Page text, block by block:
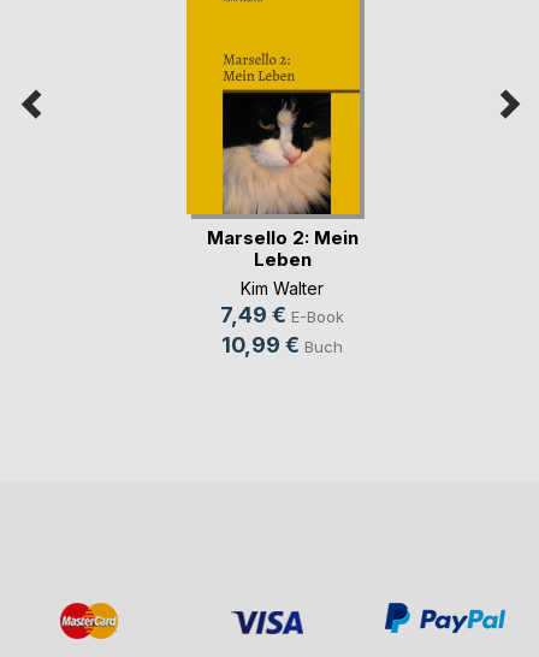
Marsello 2: Mein
Leben
Kim Walter
7,49 € E-Book
10,99 € Buch